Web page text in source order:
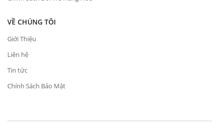
VỀ CHÚNG TÔI
Giới Thiệu
Liên hệ
Tin tức
Chính Sách Bảo Mật